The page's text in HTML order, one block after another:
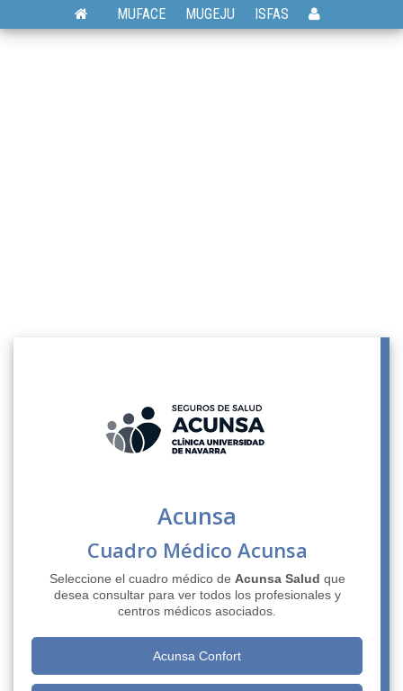
MUFACE MUGEJU ISFAS
Acunsa
Cuadro Médico Acunsa
Seleccione el cuadro médico de Acunsa Salud que
desea consultar para ver todos los profesionales y
centros médicos asociados.
Acunsa Confort